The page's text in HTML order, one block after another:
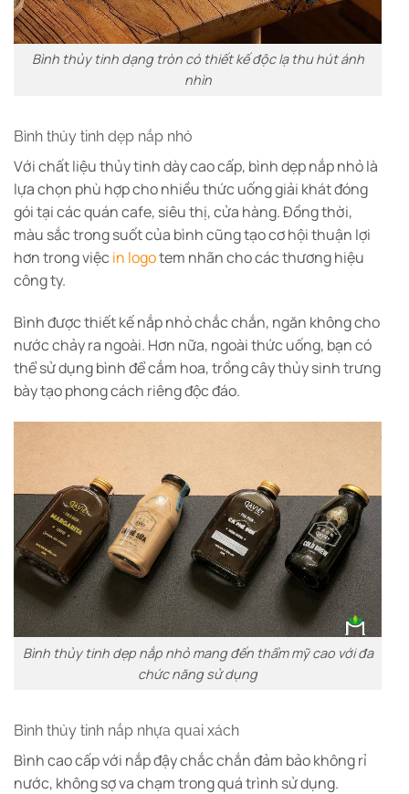
Bình thủy tinh dạng tròn có thiết kế độc lạ thu hút ánh
nhìn
Bình thủy tinh dẹp nắp nhỏ
Với chất liệu thủy tinh dày cao cấp, bình dẹp nắp nhỏ là
lựa chọn phù hợp cho nhiều thức uống giải khát đóng
gói tại các quán cafe, siêu thị, cửa hàng. Đồng thời,
màu sắc trong suốt của bình cũng tạo cơ hội thuận lợi
hơn trong việc in logotem nhãn cho các thương hiệu
công ty.
Bình được thiết kế nắp nhỏ chắc chắn, ngăn không cho
nước chảy ra ngoài. Hơn nữa, ngoài thức uống, bạn có
thể sử dụng bình để cắm hoa, trồng cây thủy sinh trưng
bày tạo phong cách riêng độc đáo.
Bình thủy tinh dẹp nắp nhỏ mang đến thẩm mỹ cao với đa
chức năng sử dụng
Bình thủy tinh nắp nhựa quai xách
Bình cao cấp với nắp đậy chắc chắn đảm bảo không rỉ
nước, không sợ va chạm trong quá trình sử dụng.